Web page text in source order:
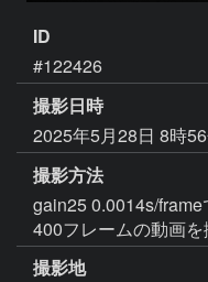
ID
#122426
撮影日時
2025年5月28日 8時
撮影方法
gain25 0.0014s/
400フレームの動画を
撮影地